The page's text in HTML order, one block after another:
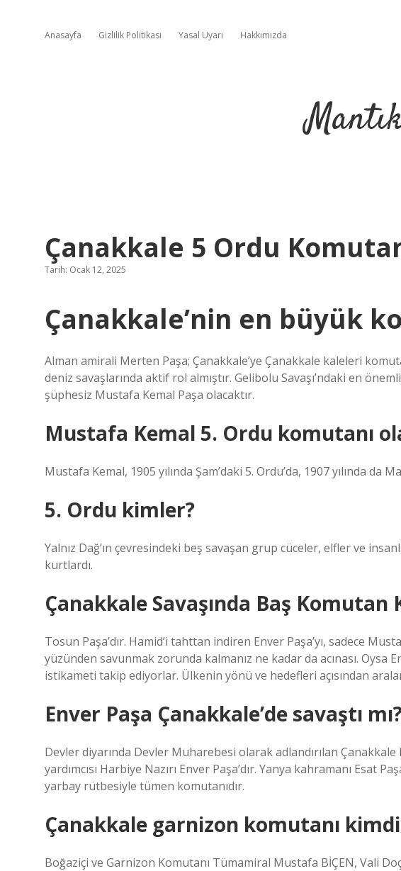
Anasayfa Gizlilik Politikası Yasal Uyarı Hakkımızda
Çanakkale 5 Ordu
Tarih: Ocak 12, 2025
Çanakkale’nin en büyük
Alman amirali Merten Paşa; Çanakkale’ye Çanakkale kaleleri
deniz savaşlarında aktif rol almıştır. Gelibolu Savaşı’ndaki en
şüphesiz Mustafa Kemal Paşa olacaktır.
Mustafa Kemal 5. Ordu komutanı
Mustafa Kemal, 1905 yılında Şam’daki 5. Ordu’da, 1907 yılında da
5. Ordu kimler?
Yalnız Dağ’ın çevresindeki beş savaşan grup cüceler, elfler ve
kurtlardı.
Çanakkale Savaşında Baş Komutan
Tosun Paşa’dır. Hamid’i tahttan indiren Enver Paşa’yı, sadece
yüzünden savunmak zorunda kalmanız ne kadar da acınası. Oysa
istikameti takip ediyorlar. Ülkenin yönü ve hedefleri açısından
Enver Paşa Çanakkale’de savaştı
Devler diyarında Devler Muharebesi olarak adlandırılan
yardımcısı Harbiye Nazırı Enver Paşa’dır. Yanya kahramanı Esat
yarbay rütbesiyle tümen komutanıdır.
Çanakkale garnizon komutanı
Boğaziçi ve Garnizon Komutanı Tümamiral Mustafa BİÇEN, Vali